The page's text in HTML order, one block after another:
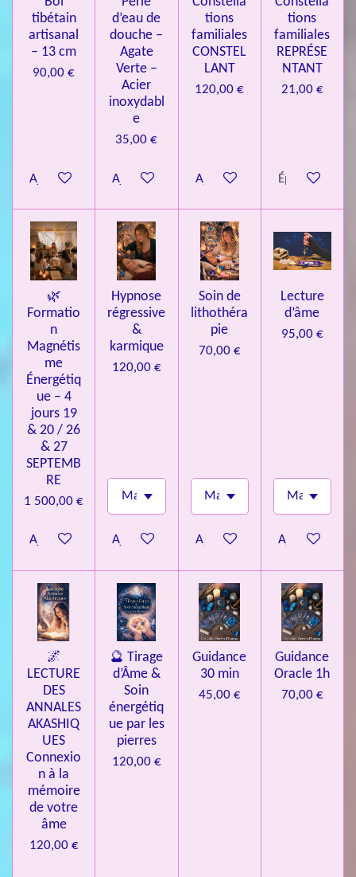
l
tibétain
artisanal
– 13 cm
90,00 €
Ajouter au panier
d’eau de
douche –
Agate
Verte –
Acier
inoxydabl
e
35,00 €
Ajouter au panier
tions
familiales
CONSTEL
LANT
120,00 €
Ajouter au panier
tions
familiales
REPRÉSE
NTANT
21,00 €
Épuisé
🌿
Formatio
n
Magnétis
me
Énergétiq
ue – 4
jours 19
& 20 / 26
& 27
SEPTEMB
RE
1 500,00 €
Ajouter au panier
Hypnose
régressive
&
karmique
120,00 €
Ajouter au panier
Soin de
lithothéra
pie
70,00 €
Ajouter au panier
Lecture
d’âme
95,00 €
Ajouter au
🌌
LECTURE
DES
ANNALES
AKASHIQ
UES
Connexio
n à la
mémoire
de votre
âme
120,00 €
🔮 Tirage
d’Âme &
Soin
énergétiq
ue par les
pierres
120,00 €
Guidance
30 min
45,00 €
Guidance
Oracle 1h
70,00 €